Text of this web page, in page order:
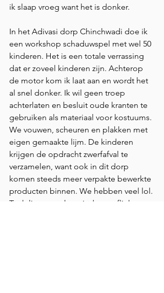
ik slaap vroeg want het is donker.
In het Adivasi dorp Chinchwadi doe ik
een ​​workshop schaduwspel met wel 50
kinderen. Het is een totale verrassing
dat er zoveel kinderen zijn. Achterop
de motor kom ik laat aan en wordt het
al snel donker. Ik wil geen troep
achterlaten en besluit oude kranten te
gebruiken als materiaal voor kostuums.
We vouwen, scheuren en plakken met
eigen gemaakte lijm. De kinderen
krijgen de opdracht zwerfafval te
verzamelen, want ook in dit dorp
komen steeds meer verpakte bewerkte
producten binnen. We hebben veel lol.
Toch ligt er op het einde een flinke